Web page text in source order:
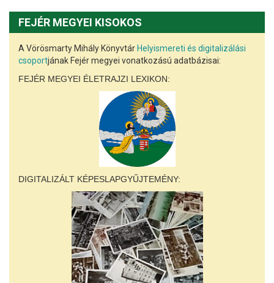
FEJÉR MEGYEI KISOKOS
A Vörösmarty Mihály Könyvtár Helyismereti és digitalizálási
csoportjának Fejér megyei vonatkozású adatbázisai:
FEJÉR MEGYEI ÉLETRAJZI LEXIKON:
DIGITALIZÁLT KÉPESLAPGYŰJTEMÉNY: